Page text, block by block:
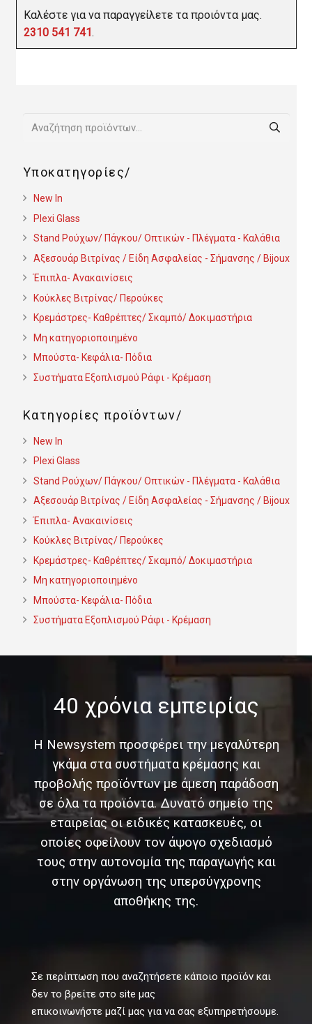
Καλέστε για να παραγγείλετε τα προιόντα μας.
2310 541 741.
Αναζήτηση
Υποκατηγορίες
New In
Plexi Glass
Stand Ρούχων/ Πάγκου/ Οπτικών - Πλέγματα - Καλάθια
Αξεσουάρ Βιτρίνας / Είδη Ασφαλείας - Σήμανσης / Bijoux
Έπιπλα- Ανακαινίσεις
Κούκλες Βιτρίνας/ Περούκες
Κρεμάστρες- Καθρέπτες/ Σκαμπό/ Δοκιμαστήρια
Μη κατηγοριοποιημένο
Μπούστα- Κεφάλια- Πόδια
Συστήματα Εξοπλισμού Ράφι - Κρέμαση
Κατηγορίες προϊόντων
New In
Plexi Glass
Stand Ρούχων/ Πάγκου/ Οπτικών - Πλέγματα - Καλάθια
Αξεσουάρ Βιτρίνας / Είδη Ασφαλείας - Σήμανσης / Bijoux
Έπιπλα- Ανακαινίσεις
Κούκλες Βιτρίνας/ Περούκες
Κρεμάστρες- Καθρέπτες/ Σκαμπό/ Δοκιμαστήρια
Μη κατηγοριοποιημένο
Μπούστα- Κεφάλια- Πόδια
Συστήματα Εξοπλισμού Ράφι - Κρέμαση
40 χρόνια εμπειρίας
Η Newsystem προσφέρει την μεγαλύτερη
γκάμα στα συστήματα κρέμασης και
προβολής προϊόντων με άμεση παράδοση
σε όλα τα προϊόντα. Δυνατό σημείο της
εταιρείας οι ειδικές κατασκευές, οι
οποίες οφείλουν τον άψογο σχεδιασμό
τους στην αυτονομία της παραγωγής και
στην οργάνωση της υπερσύγχρονης
αποθήκης της.
Σε περίπτωση που αναζητήσετε κάποιο προϊόν και
δεν το βρείτε στο site μας
επικοινωνήστε μαζί μας για να σας εξυπηρετήσουμε.